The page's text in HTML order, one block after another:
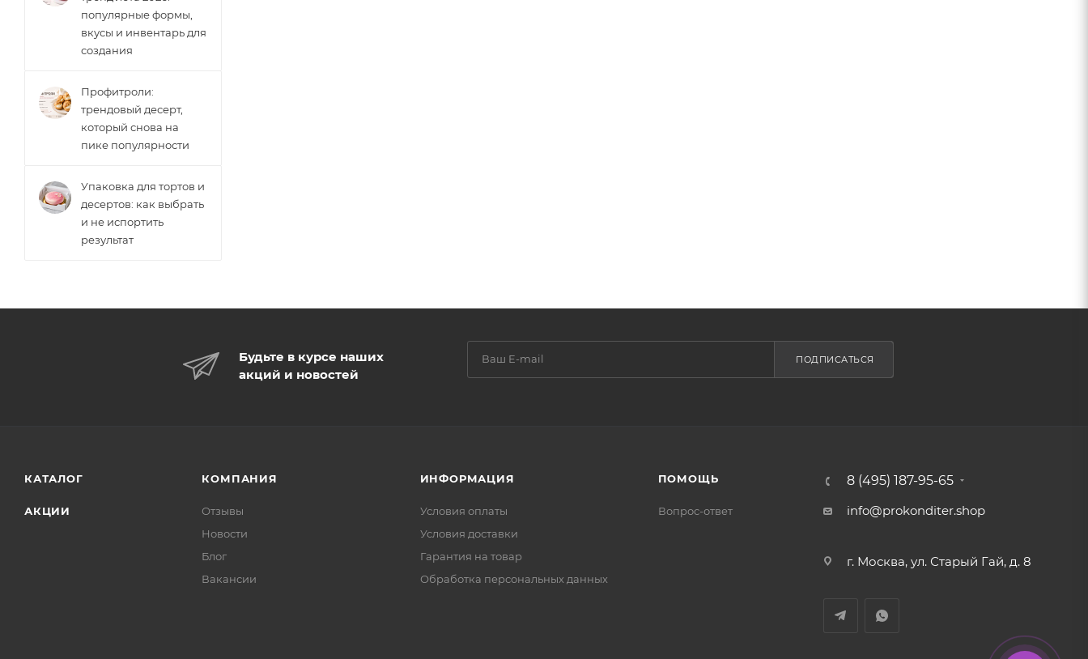
популярные формы,
вкусы и инвентарь для
создания
Профитроли:
трендовый десерт,
который снова на
пике популярности
Упаковка для тортов и
десертов: как выбрать
и не испортить
результат
Будьте в курсе наших
акций и новостей
ПОДПИСАТЬСЯ
КАТАЛОГ
АКЦИИ
КОМПАНИЯ
Отзывы
Новости
Блог
Вакансии
ИНФОРМАЦИЯ
Условия оплаты
Условия доставки
Гарантия на товар
Обработка персональных данных
ПОМОЩЬ
Вопрос-ответ
8 (495) 187-95-65
info@prokonditer.shop
г. Москва, ул. Старый Гай, д. 8